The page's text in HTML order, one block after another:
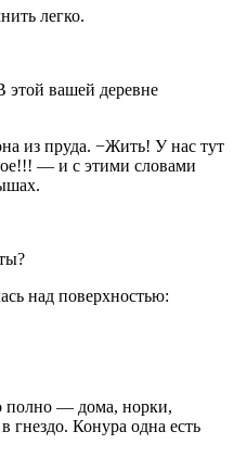
легко.
этой вашей деревне
из пруда. −Жить! У нас тут
— и с этими словами
над поверхностью:
полно — дома, норки,
гнездо. Конура одна есть